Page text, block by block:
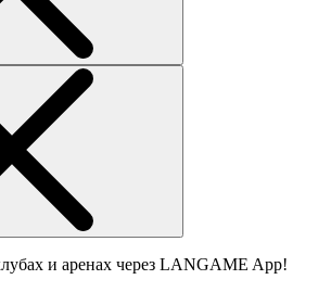
и аренах через LANGAME App!